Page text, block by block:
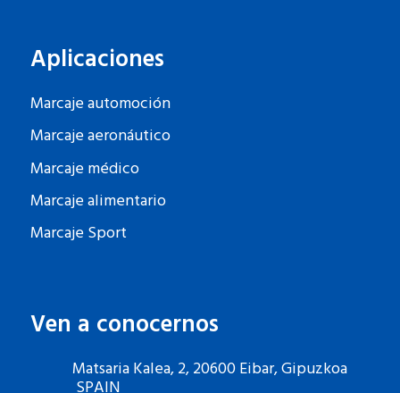
Aplicaciones
Marcaje automoción
Marcaje aeronáutico
Marcaje médico
Marcaje alimentario
Marcaje Sport
Ven a conocernos
Matsaria Kalea, 2, 20600 Eibar, Gipuzkoa